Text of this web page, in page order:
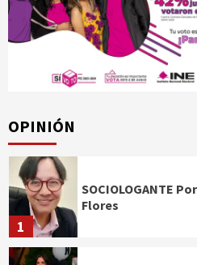
OPINIÓN
1
SOCIOLOGANTE
Flores